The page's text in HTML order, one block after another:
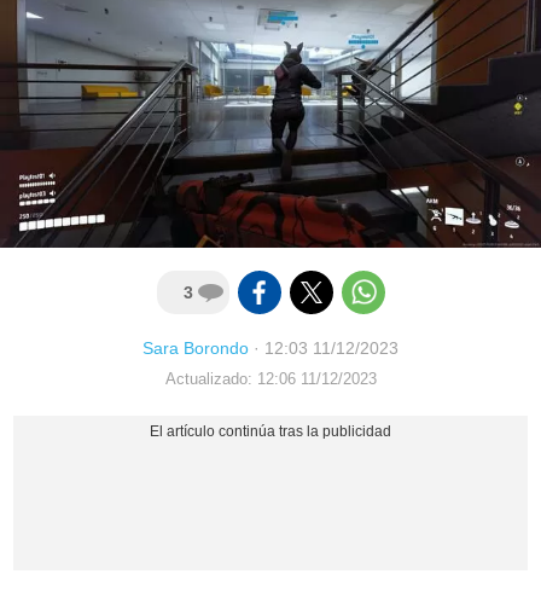
3
Sara Borondo · 12:03 11/12/2023
Actualizado: 12:06 11/12/2023